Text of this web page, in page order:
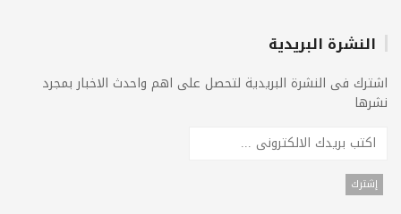
النشرة البريدية
اشترك فى النشرة البريدية لتحصل على اهم واحدث الاخبار بمجرد
نشرها